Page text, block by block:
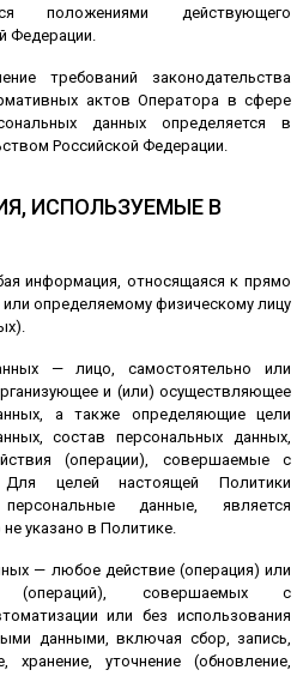
положениями действующего
Федерации.
требований законодательства
актов Оператора в сфере
данных определяется в
Российской Федерации.
ИСПОЛЬЗУЕМЫЕ В
информация, относящаяся к прямо
определяемому физическому лицу
— лицо, самостоятельно или
и (или) осуществляющее
а также определяющие цели
состав персональных данных,
(операции), совершаемые с
целей настоящей Политики
данные, является
указано в Политике.
— любое действие (операция) или
(операций), совершаемых с
или без использования
данными, включая сбор, запись,
хранение, уточнение (обновление,